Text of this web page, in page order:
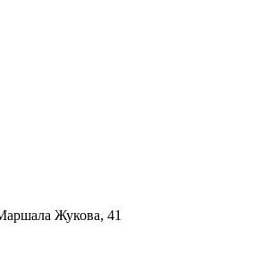
Жукова, 41